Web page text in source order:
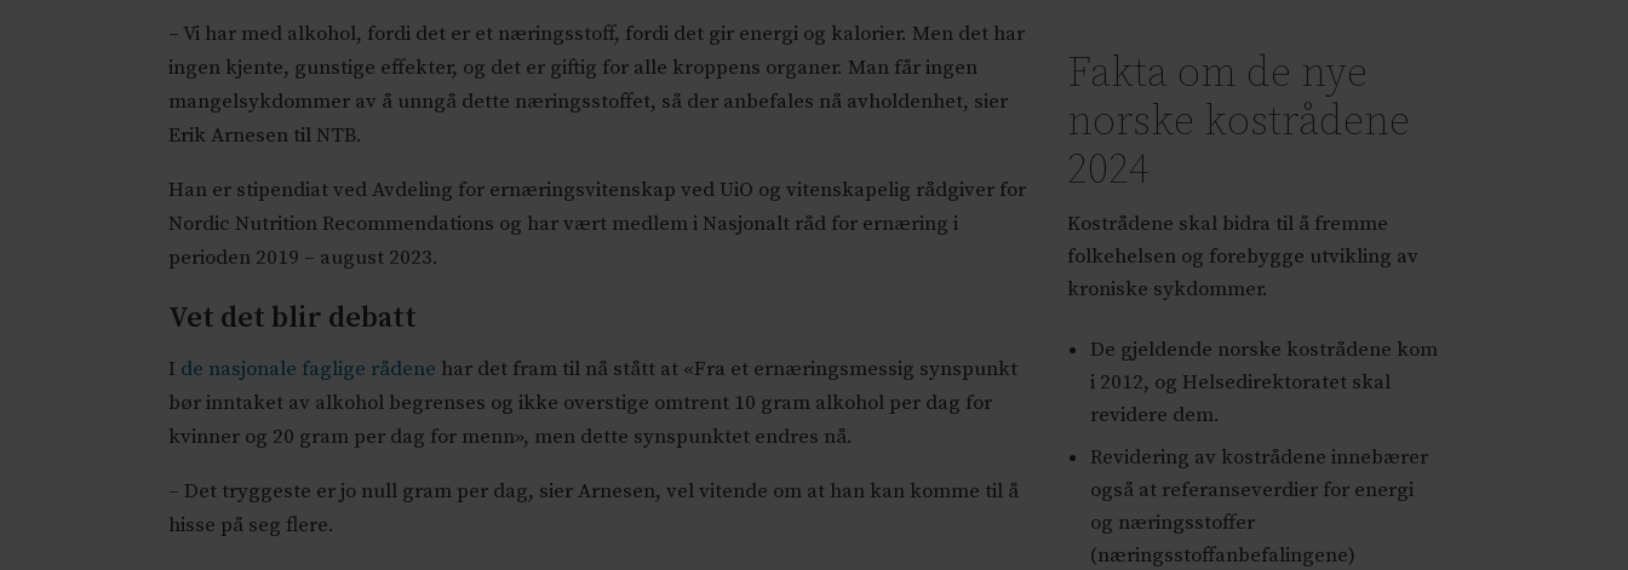
Fakta om de nye
norske kostrådene
2024
Kostrådene skal bidra til å fremme
folkehelsen og forebygge utvikling av
kroniske sykdommer.
De gjeldende norske kostrådene kom
i 2012, og Helsedirektoratet skal
revidere dem.
Revidering av kostrådene innebærer
også at referanseverdier for energi
og næringsstoffer
(næringsstoffanbefalingene)
– Vi har med alkohol, fordi det er et næringsstoff, fordi det gir energi og kalorier. Men det har
ingen kjente, gunstige effekter, og det er giftig for alle kroppens organer. Man får ingen
mangelsykdommer av å unngå dette næringsstoffet, så der anbefales nå avholdenhet, sier
Erik Arnesen til NTB.
Han er stipendiat ved Avdeling for ernæringsvitenskap ved UiO og vitenskapelig rådgiver for
Nordic Nutrition Recommendations og har vært medlem i Nasjonalt råd for ernæring i
perioden 2019 – august 2023.
Vet det blir debatt
I de nasjonale faglige rådene har det fram til nå stått at «Fra et ernæringsmessig synspunkt
bør inntaket av alkohol begrenses og ikke overstige omtrent 10 gram alkohol per dag for
kvinner og 20 gram per dag for menn», men dette synspunktet endres nå.
– Det tryggeste er jo null gram per dag, sier Arnesen, vel vitende om at han kan komme til å
hisse på seg flere.